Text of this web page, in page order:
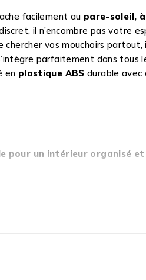
facilement au pare-soleil,
il n’encombre pas votre
chercher vos mouchoirs
parfaitement dans tous
en plastique ABS durable avec
pour un intérieur organisé